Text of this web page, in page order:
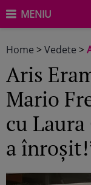
MENIU
Home >Vedete >
Aris
Mario
cu
a